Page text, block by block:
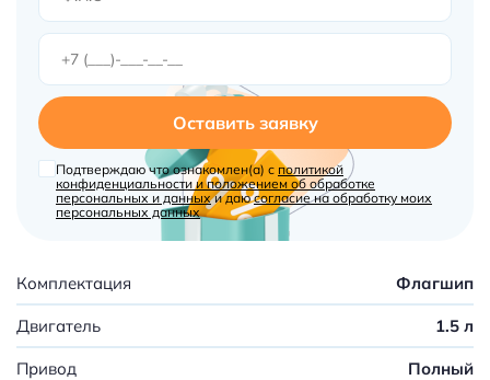
Оставить заявку
Подтверждаю что ознакомлен(а) с политикой
конфиденциальности и положением об обработке
персональных и данныхи даюсогласие на обработку моих
персональных данных
Комплектация Флагшип
Двигатель 1.5 л
Привод Полный